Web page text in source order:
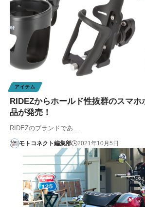
アイテム
RIDEZからホールド性抜群のスマ
品が発売！
RIDEZのブランドであ…
モトコネクト編集部 2021年10月5日